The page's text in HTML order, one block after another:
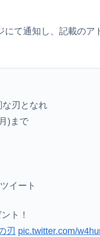
て通知し、記載のア
刃となれ
)まで
イート
ト！
刃 pic.twitter.com/